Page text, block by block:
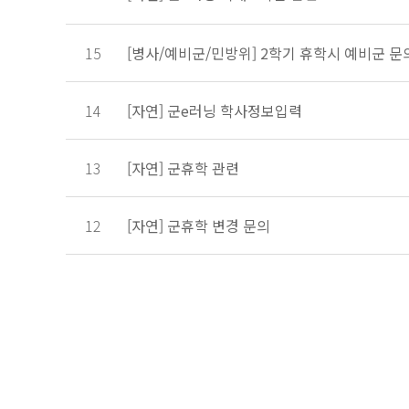
15 [병사/예비군/민방위] 2학기 휴학시 예비군 문
14 [자연] 군e러닝 학사정보입력
13 [자연] 군휴학 관련
12 [자연] 군휴학 변경 문의